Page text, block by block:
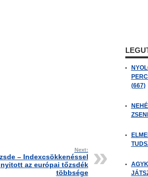
Next:
– Indexcsökkenéssel
nyitott az európai tőzsdék
többsége
(667)